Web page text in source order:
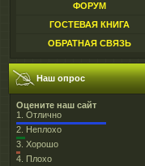
ФОРУМ
ГОСТЕВАЯ КНИГА
ОБРАТНАЯ СВЯЗЬ
Наш опрос
Оцените наш сайт
1. Отлично
2. Неплохо
3. Хорошо
4. Плохо